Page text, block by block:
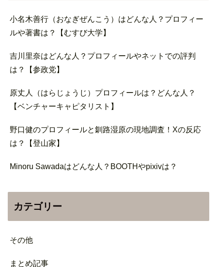
小名木善行（おなぎぜんこう）はどんな人？プロフィー
ルや著書は？【むすび大学】
吉川里奈はどんな人？プロフィールやネットでの評判
は？【参政党】
原丈人（はらじょうじ）プロフィールは？どんな人？
【ベンチャーキャピタリスト】
野口健のプロフィールと釧路湿原の現地調査！Xの反応
は？【登山家】
Minoru Sawadaはどんな人？BOOTHやpixivは？
カテゴリー
その他
まとめ記事